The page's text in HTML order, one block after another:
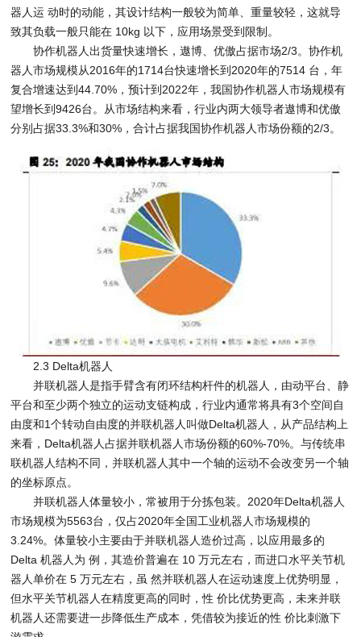
器人运 动时的动能，其设计结构一般较为简单、重量较轻，这就导
致其负载一般只能在 10kg 以下，应用场景受到限制。
协作机器人出货量快速增长，遨博、优傲占据市场2/3。协作机
器人市场规模从2016年的1714台快速增长到2020年的7514 台，年
复合增速达到44.70%，预计到2022年，我国协作机器人市场规模有
望增长到9426台。从市场结构来看，行业内两大领导者遨博和优傲
分别占据33.3%和30%，合计占据我国协作机器人市场份额的2/3。
2.3 Delta机器人
并联机器人是指手臂含有闭环结构杆件的机器人，由动平台、静
平台和至少两个独立的运动支链构成，行业内通常将具有3个空间自
由度和1个转动自由度的并联机器人叫做Delta机器人，从产品结构上
来看，Delta机器人占据并联机器人市场份额的60%-70%。与传统串
联机器人结构不同，并联机器人其中一个轴的运动不会改变另一个轴
的坐标原点。
并联机器人体量较小，常被用于分拣包装。2020年Delta机器人
市场规模为5563台，仅占2020年全国工业机器人市场规模的
3.24%。体量较小主要由于并联机器人造价过高，以应用最多的
Delta 机器人为 例，其造价普遍在 10 万元左右，而进口水平关节机
器人单价在 5 万元左右，虽 然并联机器人在运动速度上优势明显，
但水平关节机器人在精度更高的同时，性 价比优势更高，未来并联
机器人还需要进一步降低生产成本，凭借较为接近的性 价比刺激下